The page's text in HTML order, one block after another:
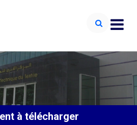
à télécharger